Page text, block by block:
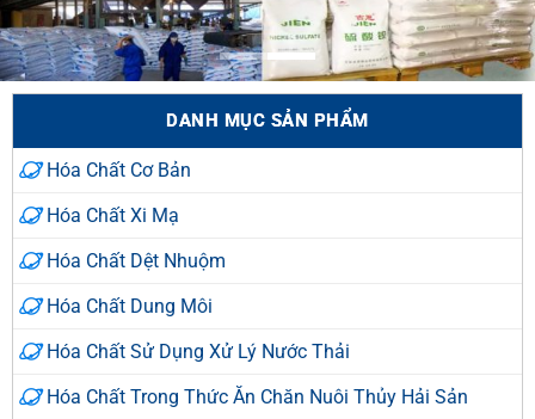
DANH MỤC SẢN PHẨM
Hóa Chất Cơ Bản
Hóa Chất Xi Mạ
Hóa Chất Dệt Nhuộm
Hóa Chất Dung Môi
Hóa Chất Sử Dụng Xử Lý Nước Thải
Hóa Chất Trong Thức Ăn Chăn Nuôi Thủy Hải Sản